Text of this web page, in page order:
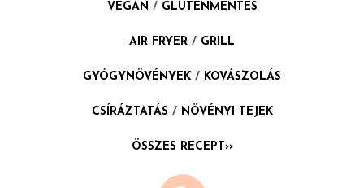
VEGÁN / GLUTÉNMENTES
AIR FRYER / GRILL
GYÓGYNÖVÉNYEK / KOVÁSZOLÁS
CSÍRÁZTATÁS / NÖVÉNYI TEJEK
ÖSSZES RECEPT››